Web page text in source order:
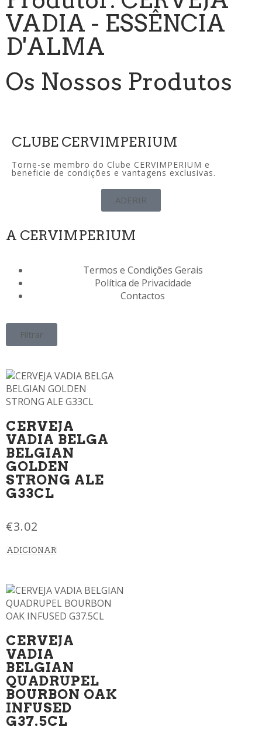
VADIA - ESSÊNCIA
D'ALMA
Os Nossos Produtos
CLUBE CERVIMPERIUM
Torne-se membro do Clube CERVIMPERIUM e
beneficie de condições e vantagens exclusivas.
ADERIR
A CERVIMPERIUM
Termos e Condições Gerais
Política de Privacidade
Contactos
Filtrar
CERVEJA
VADIA BELGA
BELGIAN
GOLDEN
STRONG ALE
G33CL
€3.02
ADICIONAR
CERVEJA
VADIA
BELGIAN
QUADRUPEL
BOURBON OAK
INFUSED
G37.5CL